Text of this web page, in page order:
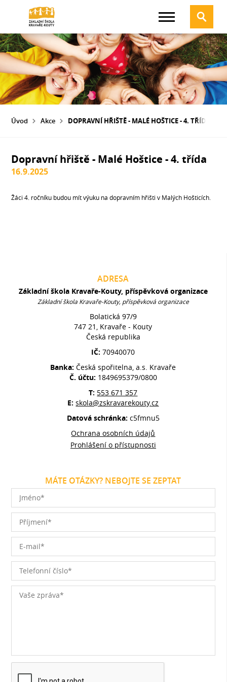
Úvod Akce DOPRAVNÍ HŘIŠTĚ - MALÉ HOŠTICE - 4. TŘÍDA
Dopravní hřiště - Malé Hoštice - 4. třída
16.9.2025
Žáci 4. ročníku budou mít výuku na dopravním hřišti v Malých Hošticích.
ADRESA
Základní škola Kravaře-Kouty, příspěvková organizace
Základní škola Kravaře-Kouty, příspěvková organizace
Bolatická 97/9
747 21, Kravaře - Kouty
Česká republika
IČ:70940070
Banka:Česká spořitelna, a.s. Kravaře
Č. účtu: 1849695379/0800
T: 553 671 357
E:skola@zskravarekouty.cz
Datová schránka: c5fmnu5
Ochrana osobních údajů
Prohlášení o přístupnosti
MÁTE OTÁZKY? NEBOJTE SE ZEPTAT